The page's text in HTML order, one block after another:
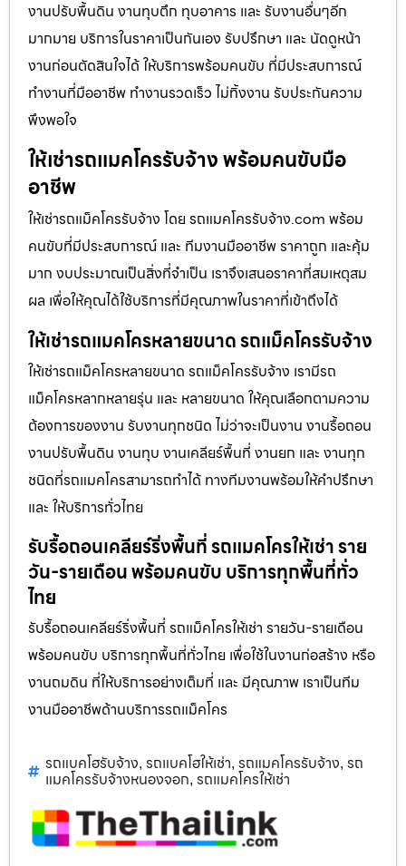
งานปรับพื้นดิน งานทุบตึก ทุบอาคาร และ รับงานอื่นๆอีก
มากมาย บริการในราคาเป็นกันเอง รับปรึกษา และ นัดดูหน้า
งานก่อนตัดสินใจได้ ให้บริการพร้อมคนขับ ที่มีประสบการณ์
ทำงานที่มืออาชีพ ทำงานรวดเร็ว ไม่ทิ้งงาน รับประกันความ
พึงพอใจ
ให้เช่ารถแมคโครรับจ้าง พร้อมคนขับมือ
อาชีพ
ให้เช่ารถแม็คโครรับจ้าง โดย รถแมคโครรับจ้าง.com พร้อม
คนขับที่มีประสบการณ์ และ ทีมงานมืออาชีพ ราคาถูก และคุ้ม
มาก งบประมาณเป็นสิ่งที่จำเป็น เราจึงเสนอราคาที่สมเหตุสม
ผล เพื่อให้คุณได้ใช้บริการที่มีคุณภาพในราคาที่เข้าถึงได้
ให้เช่ารถแมคโครหลายขนาด รถแม็คโครรับจ้าง
ให้เช่ารถแม็คโครหลายขนาด รถแม็คโครรับจ้าง เรามีรถ
แม็คโครหลากหลายรุ่น และ หลายขนาด ให้คุณเลือกตามความ
ต้องการของงาน รับงานทุกชนิด ไม่ว่าจะเป็นงาน งานรื้อถอน
งานปรับพื้นดิน งานทุบ งานเคลียร์พื้นที่ งานยก และ งานทุก
ชนิดที่รถแมคโครสามารถทำได้ ทางทีมงานพร้อมให้คำปรึกษา
และ ให้บริการทั่วไทย
รับรื้อถอนเคลียร์ริ่งพื้นที่ รถแมคโครให้เช่า ราย
วัน-รายเดือน พร้อมคนขับ บริการทุกพื้นที่ทั่ว
ไทย
รับรื้อถอนเคลียร์ริ่งพื้นที่ รถแม็คโครให้เช่า รายวัน-รายเดือน
พร้อมคนขับ บริการทุกพื้นที่ทั่วไทย เพื่อใช้ในงานก่อสร้าง หรือ
งานถมดิน ที่ให้บริการอย่างเต็มที่ และ มีคุณภาพ เราเป็นทีม
งานมืออาชีพด้านบริการรถแม็คโคร
รถแบคโฮรับจ้าง, รถแบคโฮให้เช่า, รถแมคโครรับจ้าง, รถ
แมคโครรับจ้างหนองจอก, รถแมคโครให้เช่า